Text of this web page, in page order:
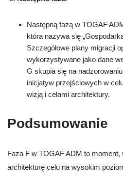
Następną fazą w TOGAF
która nazywa się
Szczegółowe plany migracji
wykorzystywane jako dane
G skupia się na
inicjatyw przejściowych w
wizją i celami architektury.
Podsumowanie
Faza F w TOGAF ADM to
architekturę celu na wysokim